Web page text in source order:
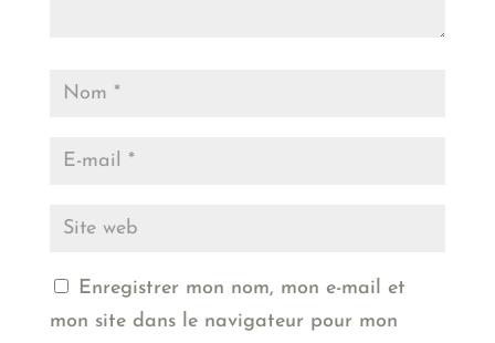
Enregistrer mon nom, mon e-mail et
mon site dans le navigateur pour mon